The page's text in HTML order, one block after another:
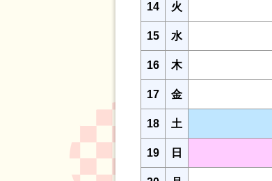
14 火
15 水
16 木
17 金
18 土
19 日